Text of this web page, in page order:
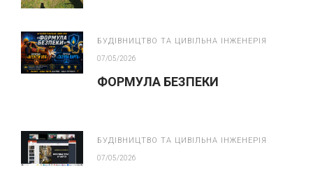
БУДІВНИЦТВО ТА ЦИВІЛЬНА ІНЖЕНЕРІЯ
07/05/2026
ФОРМУЛА БЕЗПЕКИ
БУДІВНИЦТВО ТА ЦИВІЛЬНА ІНЖЕНЕРІЯ
07/05/2026